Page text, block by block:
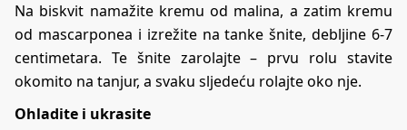
Na biskvit namažite kremu od malina, a zatim kremu
od mascarponea i izrežite na tanke šnite, debljine 6-7
centimetara. Te šnite zarolajte – prvu rolu stavite
okomito na tanjur, a svaku sljedeću rolajte oko nje.
Ohladite i ukrasite